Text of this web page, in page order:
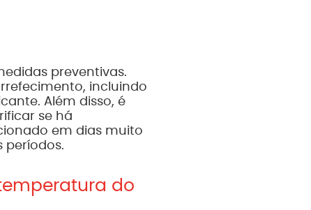
preventivas.
incluindo
Além disso, é
se há
em dias muito
períodos.
do